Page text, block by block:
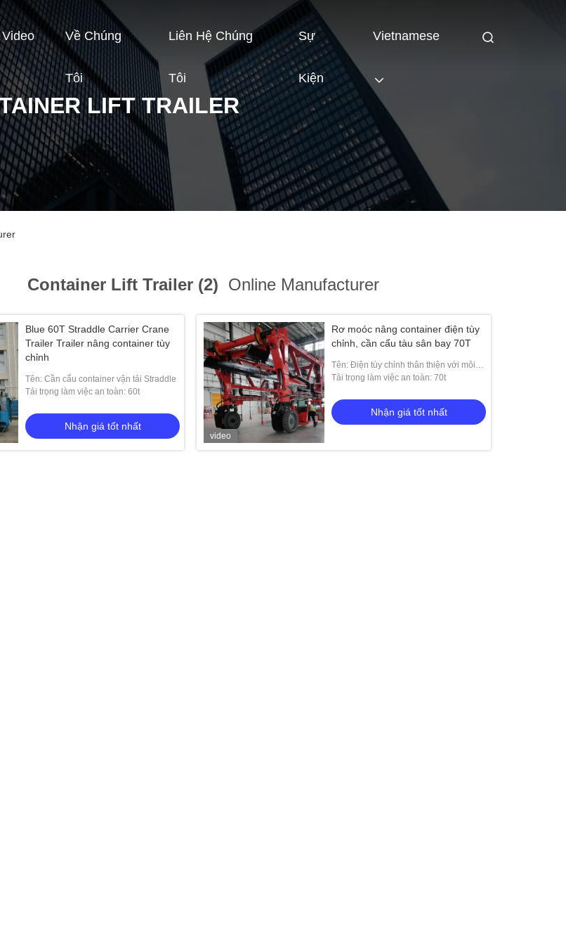
Video Về Chúng
Tôi
Liên Hệ Chúng
Tôi
Sự
Kiện
Vietnamese
LIFT TRAILER
Container Lift Trailer (2) Online Manufacturer
Blue 60T Straddle Carrier Crane
Trailer Trailer nâng container tùy
chỉnh
Tên: Cần cẩu container vận tải Straddle
Tải trọng làm việc an toàn: 60t
Nhận giá tốt nhất
video
Rơ moóc nâng container điện tùy
chỉnh, cần cẩu tàu sân bay 70T
Tên: Điện tùy chỉnh thân thiện với môi
trường không hút thuốc Straddle Carrier
Tải trọng làm việc an toàn: 70t
Nhận giá tốt nhất